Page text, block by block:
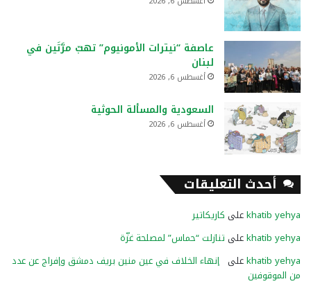
عاصفة “نيترات الأمونيوم” تهبّ مرَّتَين في
لبنان
أغسطس 6, 2026
السعودية والمسألة الحوثية
أغسطس 6, 2026
أحدث التعليقات
khatib yehyaعلى كاريكاتير
khatib yehyaعلى تنازلت “حماس” لمصلحة غزّة
khatib yehyaعلى إنهاء الخلاف في عين منين بريف دمشق وإفراج عن عدد
من الموقوفين